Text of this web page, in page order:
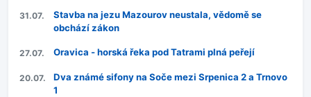
31.07.
Stavba na jezu Mazourov neustala, vědomě se
obchází zákon
27.07. Oravica - horská řeka pod Tatrami plná peřejí
20.07.
Dva známé sifony na Soče mezi Srpenica 2 a Trnovo
1